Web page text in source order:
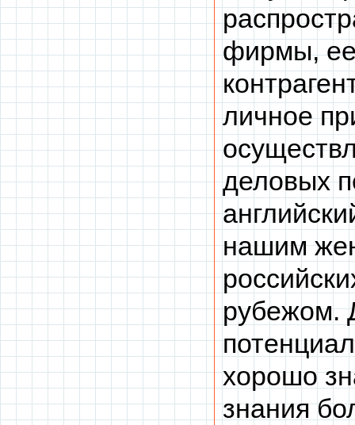
фирмы, ее
личное
деловых
нашим
рубежом.
хорошо
знания